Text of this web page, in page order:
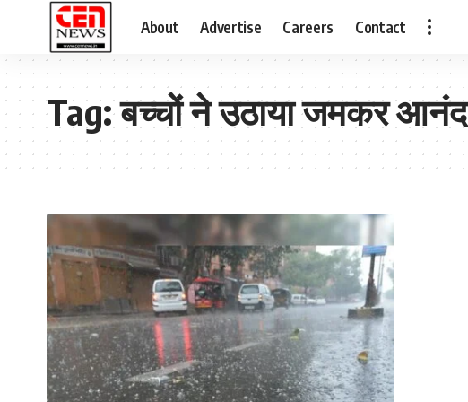
About Advertise Careers Contact
Tag:बच्चों ने उठाया जमकर आनंद